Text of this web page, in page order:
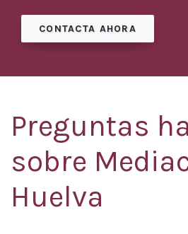
CONTACTA AHORA
Preguntas
sobre
Huelva